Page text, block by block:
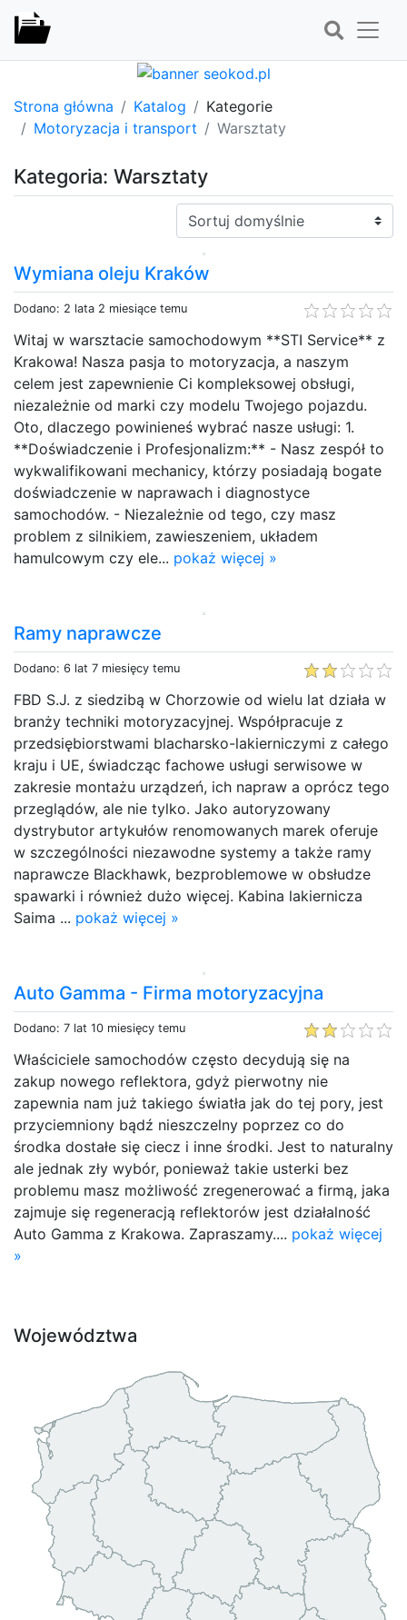
Strona główna Katalog
Kategorie
Motoryzacja i transport
Warsztaty
Kategoria: Warsztaty
Sortuj:
Wymiana oleju Kraków
Dodano: 2 lata 2 miesiące temu
Witaj w warsztacie samochodowym **STI Service** z
Krakowa! Nasza pasja to motoryzacja, a naszym
celem jest zapewnienie Ci kompleksowej obsługi,
niezależnie od marki czy modelu Twojego pojazdu.
Oto, dlaczego powinieneś wybrać nasze usługi: 1.
**Doświadczenie i Profesjonalizm:** - Nasz zespół to
wykwalifikowani mechanicy, którzy posiadają bogate
doświadczenie w naprawach i diagnostyce
samochodów. - Niezależnie od tego, czy masz
problem z silnikiem, zawieszeniem, układem
hamulcowym czy ele... pokaż więcej »
Ramy naprawcze
Dodano: 6 lat 7 miesięcy temu
FBD S.J. z siedzibą w Chorzowie od wielu lat działa w
branży techniki motoryzacyjnej. Współpracuje z
przedsiębiorstwami blacharsko-lakierniczymi z całego
kraju i UE, świadcząc fachowe usługi serwisowe w
zakresie montażu urządzeń, ich napraw a oprócz tego
przeglądów, ale nie tylko. Jako autoryzowany
dystrybutor artykułów renomowanych marek oferuje
w szczególności niezawodne systemy a także ramy
naprawcze Blackhawk, bezproblemowe w obsłudze
spawarki i również dużo więcej. Kabina lakiernicza
Saima ... pokaż więcej »
Auto Gamma - Firma motoryzacyjna
Dodano: 7 lat 10 miesięcy temu
Właściciele samochodów często decydują się na
zakup nowego reflektora, gdyż pierwotny nie
zapewnia nam już takiego światła jak do tej pory, jest
przyciemniony bądź nieszczelny poprzez co do
środka dostałe się ciecz i inne środki. Jest to naturalny
ale jednak zły wybór, ponieważ takie usterki bez
problemu masz możliwość zregenerować a firmą, jaka
zajmuje się regeneracją reflektorów jest działalność
Auto Gamma z Krakowa. Zapraszamy.... pokaż więcej
»
Województwa